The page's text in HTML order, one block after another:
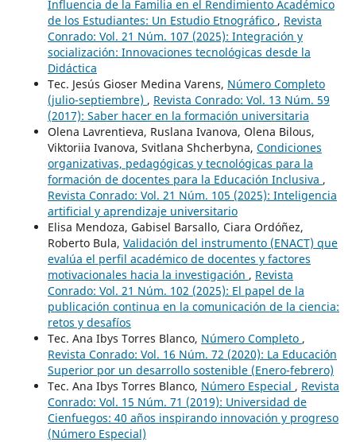
Influencia de la Familia en el Rendimiento Académico
de los Estudiantes: Un Estudio Etnográfico , Revista
Conrado: Vol. 21 Núm. 107 (2025): Integración y
socialización: Innovaciones tecnológicas desde la
Didáctica
Tec. Jesús Gioser Medina Varens, Número Completo
(julio-septiembre) , Revista Conrado: Vol. 13 Núm. 59
(2017): Saber hacer en la formación universitaria
Olena Lavrentieva, Ruslana Ivanova, Olena Bilous,
Viktoriia Ivanova, Svitlana Shcherbyna, Condiciones
organizativas, pedagógicas y tecnológicas para la
formación de docentes para la Educación Inclusiva ,
Revista Conrado: Vol. 21 Núm. 105 (2025): Inteligencia
artificial y aprendizaje universitario
Elisa Mendoza, Gabisel Barsallo, Ciara Ordóñez,
Roberto Bula, Validación del instrumento (ENACT) que
evalúa el perfil académico de docentes y factores
motivacionales hacia la investigación , Revista
Conrado: Vol. 21 Núm. 102 (2025): El papel de la
publicación continua en la comunicación de la ciencia:
retos y desafíos
Tec. Ana Ibys Torres Blanco, Número Completo ,
Revista Conrado: Vol. 16 Núm. 72 (2020): La Educación
Superior por un desarrollo sostenible (Enero-febrero)
Tec. Ana Ibys Torres Blanco, Número Especial , Revista
Conrado: Vol. 15 Núm. 71 (2019): Universidad de
Cienfuegos: 40 años inspirando innovación y progreso
(Número Especial)